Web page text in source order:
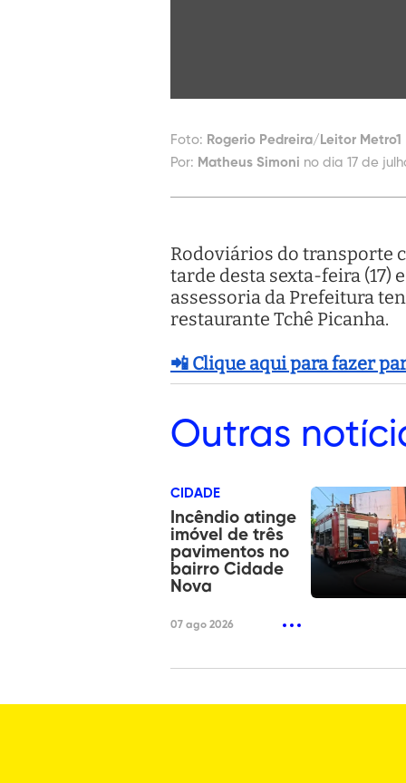
Foto: Rogerio Pedreira/Leitor Metro1
Por: Matheus Simoni no dia 17 de
Rodoviários do transporte
tarde desta sexta-feira (17)
assessoria da Prefeitura
restaurante Tchê Picanha.
📲 Clique aqui para fazer
Outras
CIDADE
Incêndio atinge
imóvel de três
pavimentos no
bairro Cidade
Nova
07 ago 2026